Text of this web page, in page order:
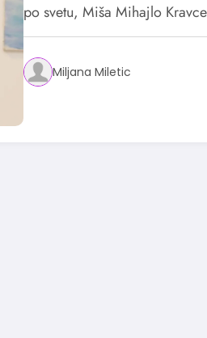
po svetu, Miša Mihajlo
Miljana Miletic